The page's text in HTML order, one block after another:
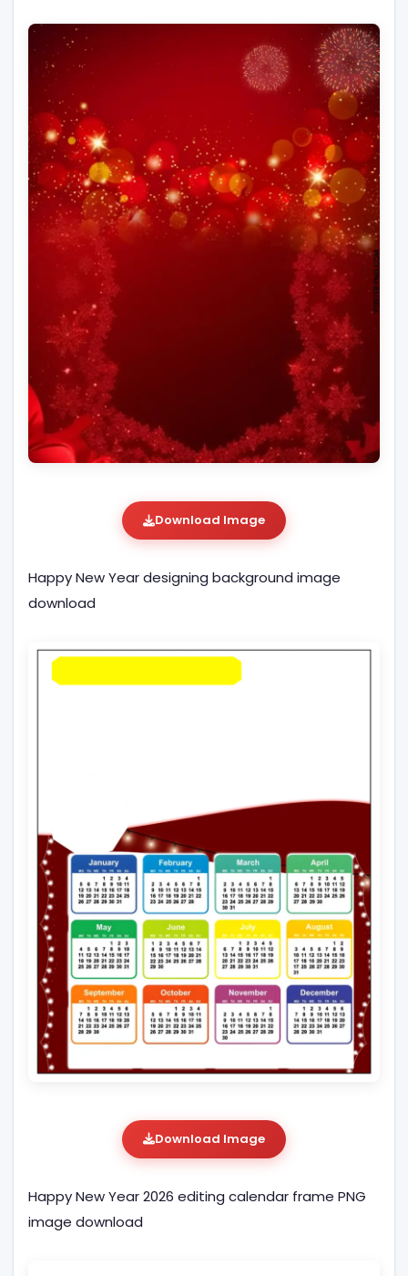
Download Image
Happy New Year designing background image
download
Download Image
Happy New Year 2026 editing calendar frame PNG
image download